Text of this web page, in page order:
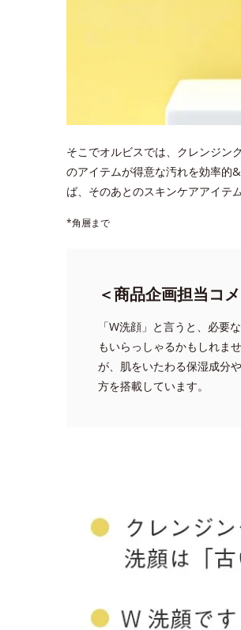
そこでオルビスでは、クレンジン
のアイテムが得意な汚れを効率的
ば、そのあとのスキンケアアイテ
*角層まで
＜商品企画担当コ
「W洗顔」と言うと、必要
もいらっしゃるかもしれま
が、肌をいたわる保湿成分
方を搭載しています。